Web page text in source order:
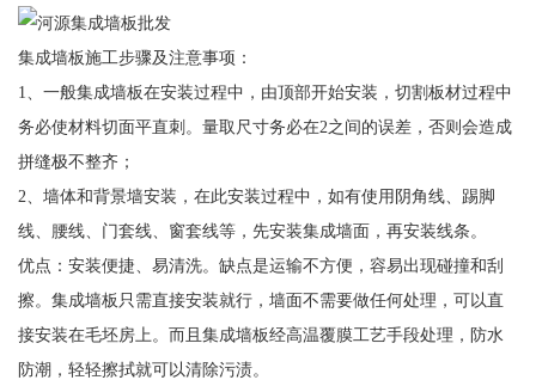
集成墙板施工步骤及注意事项：
1、一般集成墙板在安装过程中，由顶部开始安装，切割板材过程中
务必使材料切面平直刺。量取尺寸务必在2之间的误差，否则会造成
拼缝极不整齐；
2、墙体和背景墙安装，在此安装过程中，如有使用阴角线、踢脚
线、腰线、门套线、窗套线等，先安装集成墙面，再安装线条。
优点：安装便捷、易清洗。缺点是运输不方便，容易出现碰撞和刮
擦。集成墙板只需直接安装就行，墙面不需要做任何处理，可以直
接安装在毛坯房上。而且集成墙板经高温覆膜工艺手段处理，防水
防潮，轻轻擦拭就可以清除污渍。